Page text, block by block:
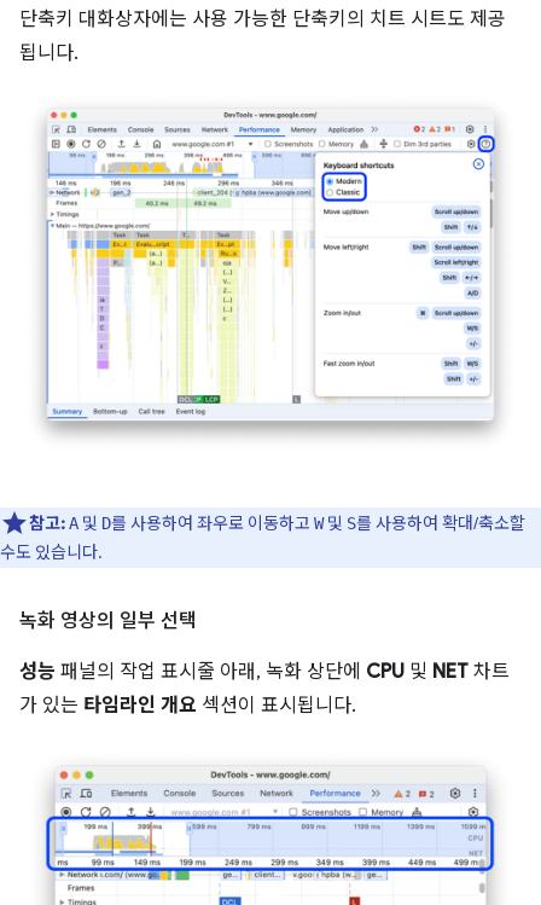
단축키 대화상자에는 사용 가능한 단축키의 치트 시트도 제공
됩니다.
참고:A 및 D를 사용하여 좌우로 이동하고 W및 S를 사용하여 확대/축소할
수도 있습니다.
녹화 영상의 일부 선택
성능 패널의 작업 표시줄 아래, 녹화 상단에 CPU 및 NET 차트
가 있는 타임라인 개요 섹션이 표시됩니다.